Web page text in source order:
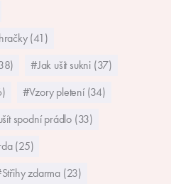
(41)
#Jak ušít sukni (37)
#Vzory pletení (34)
spodní prádlo (33)
(25)
zdarma (23)